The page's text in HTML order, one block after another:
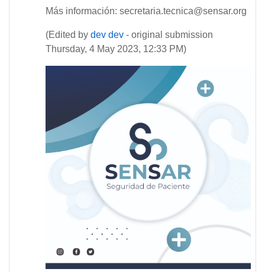
Más información: secretaria.tecnica@sensar.org
(Edited by dev dev - original submission
Thursday, 4 May 2023, 12:33 PM)